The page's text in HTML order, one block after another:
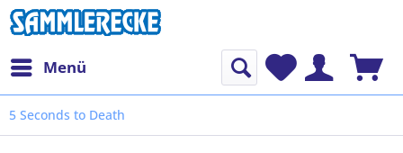
Menü
5 Seconds to Death